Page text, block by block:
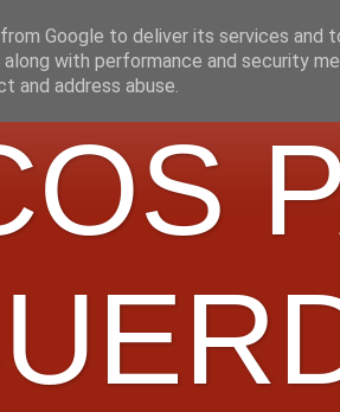
Google to deliver its services and
along with performance and security
and address abuse.